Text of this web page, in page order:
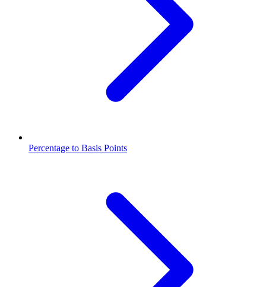
Percentage to Basis Points